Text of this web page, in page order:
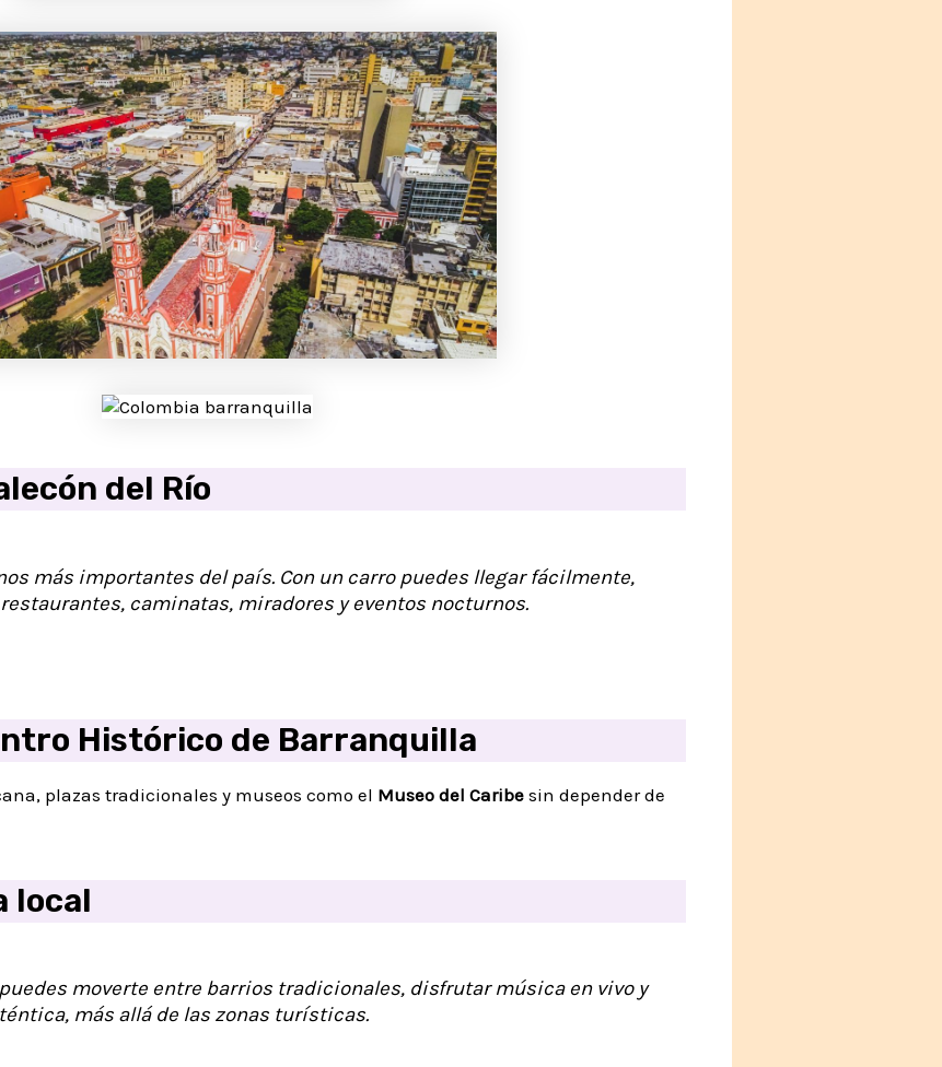
del Río
más importantes del país. Con un carro puedes llegar fácilmente,
caminatas, miradores y eventos nocturnos.
Histórico de Barranquilla
plazas tradicionales y museos como el Museo del Caribesin depender de
local
moverte entre barrios tradicionales, disfrutar música en vivo y
más allá de las zonas turísticas.